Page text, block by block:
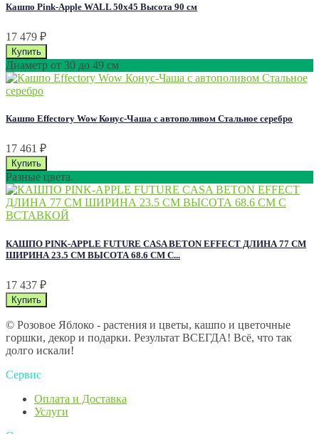
Кашпо Pink-Apple WALL 50x45 Высота 90 см
17 479 ₽
Диаметр от 30 до 49 см
Кашпо Effectory Wow Конус-Чаша с автополивом Стальное серебро
17 461 ₽
Разные цвета.
КАШПО PINK-APPLE FUTURE CASA BETON EFFECT ДЛИНА 77 СМ
ШИРИНА 23.5 СМ ВЫСОТА 68.6 СМ С...
17 437 ₽
© Розовое Яблоко - растения и цветы, кашпо и цветочные
горшки, декор и подарки. Результат ВСЕГДА! Всё, что так
долго искали!
Сервис
Оплата и Доставка
Услуги